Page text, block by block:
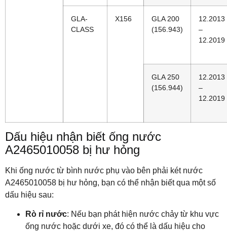
GLA-
CLASS
X156
GLA 200
(156.943)
12.2013
–
12.2019
GLA 250
(156.944)
12.2013
–
12.2019
Dấu hiệu nhận biết ống nước
A2465010058 bị hư hỏng
Khi ống nước từ bình nước phụ vào bên phải két nước
A2465010058 bị hư hỏng, bạn có thể nhận biết qua một số
dấu hiệu sau:
Rò rỉ nước: Nếu bạn phát hiện nước chảy từ khu vực
ống nước hoặc dưới xe, đó có thể là dấu hiệu cho